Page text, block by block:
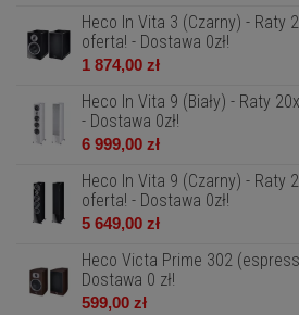
Heco In Vita 3 (Czarny) - Raty
oferta! - Dostawa 0zł!
1 874,00 zł
Heco In Vita 9 (Biały) - Raty
- Dostawa 0zł!
6 999,00 zł
Heco In Vita 9 (Czarny) - Raty
oferta! - Dostawa 0zł!
5 649,00 zł
Heco Victa Prime 302
Dostawa 0 zł!
599,00 zł